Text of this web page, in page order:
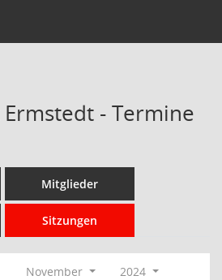
- Termine
Mitglieder
Sitzungen
November
2024